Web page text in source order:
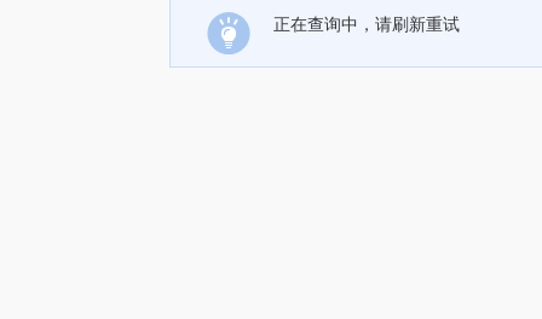
正在查询中，请刷新重试